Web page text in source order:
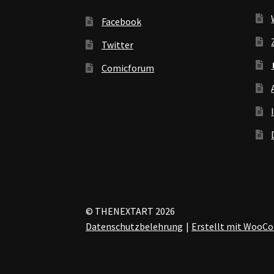
Facebook
Twitter
Comicforum
© THENEXTART 2026
Datenschutzbelehrung
Erstellt mit